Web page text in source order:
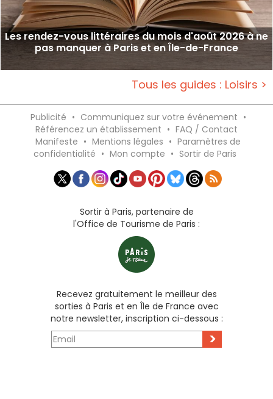
Les rendez-vous littéraires du mois d'août 2026 à ne
pas manquer à Paris et en Île-de-France
Tous les guides : Loisirs >
Publicité • Communiquez sur votre événement •
Référencez un établissement • FAQ / Contact
Manifeste • Mentions légales • Paramètres de
confidentialité • Mon compte • Sortir de Paris
Sortir à Paris, partenaire de
l'Office de Tourisme de Paris :
Recevez gratuitement le meilleur des
sorties à Paris et en Île de France avec
notre newsletter, inscription ci-dessous :
>